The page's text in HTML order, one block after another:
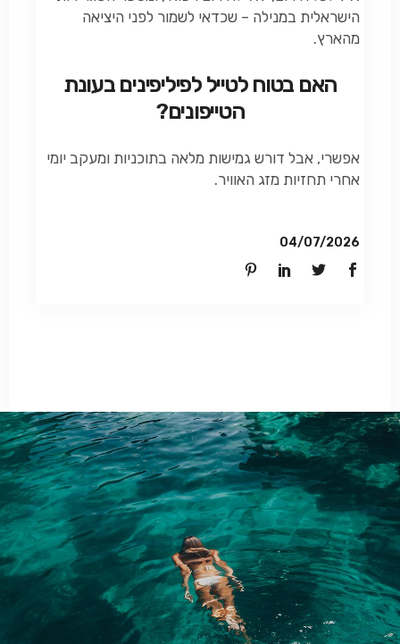
הישראלית במנילה – שכדאי לשמור לפני היציאה
מהארץ.
האם בטוח לטייל לפיליפינים בעונת
הטייפונים?
אפשרי, אבל דורש גמישות מלאה בתוכניות ומעקב יומי
אחרי תחזיות מזג האוויר.
04/07/2026